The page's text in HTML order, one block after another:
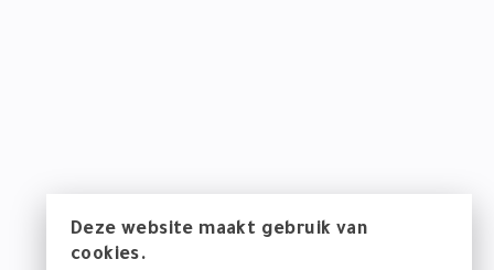
Deze website maakt gebruik van
cookies.